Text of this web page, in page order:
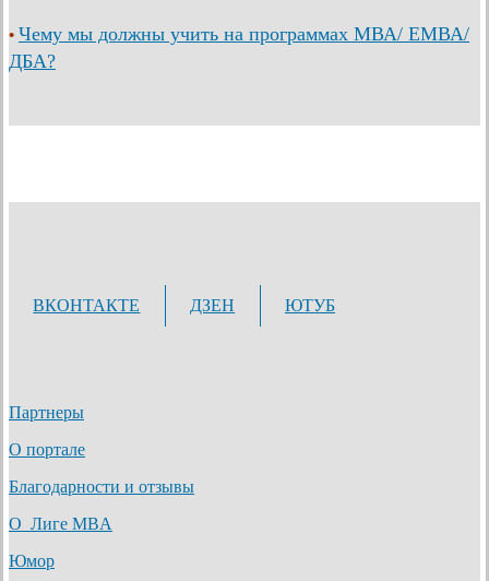
• Чему мы должны учить на программах МВА/ ЕМВА/
ДБА?
ВКОНТАКТЕ ДЗЕН ЮТУБ
Партнеры
О портале
Благодарности и отзывы
О Лиге MBA
Юмор